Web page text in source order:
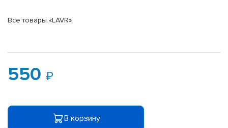
Все товары «LAVR»
550
В корзину